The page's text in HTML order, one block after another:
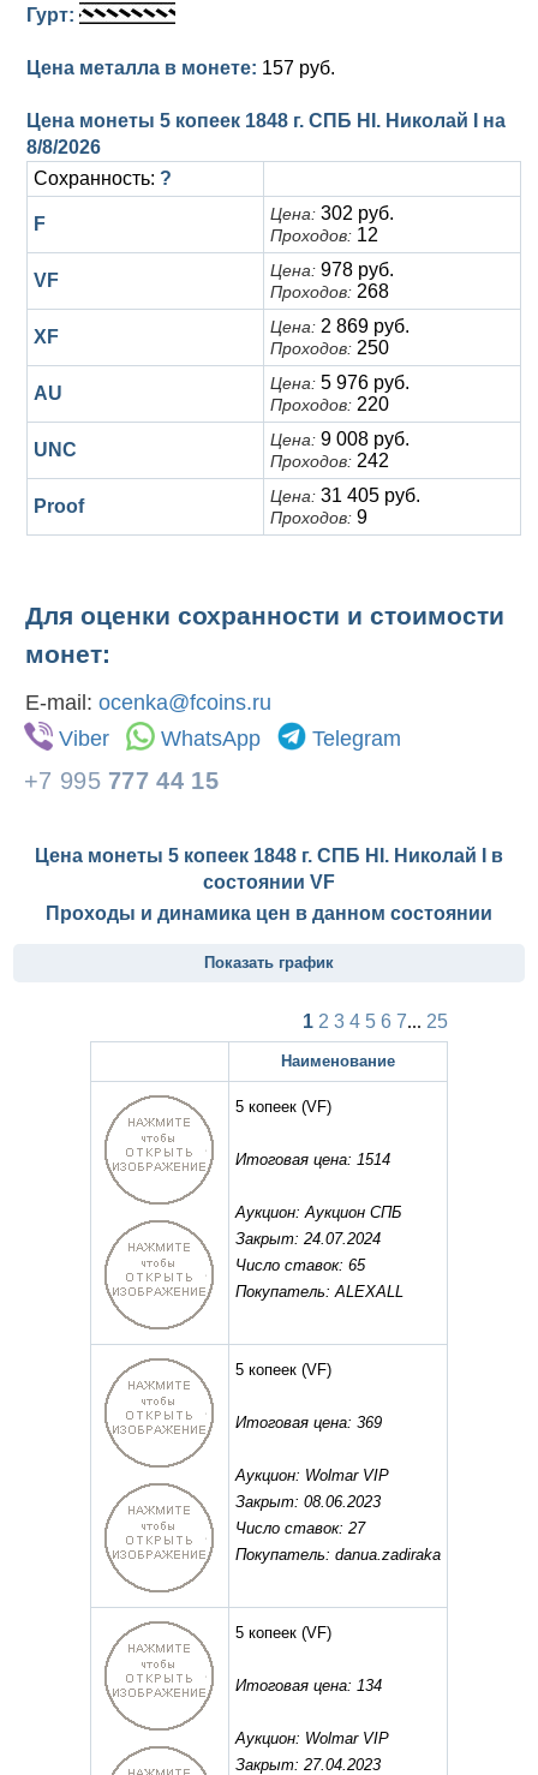
Серебро
Гурт:
Цена металла в монете: 157 руб.
Цена монеты 5 копеек 1848 г. СПБ HI. Николай I на
8/8/2026
Сохранность: ?
F Цена: 302 руб.
Проходов: 12
VF Цена: 978 руб.
Проходов: 268
XF Цена: 2 869 руб.
Проходов: 250
AU Цена: 5 976 руб.
Проходов: 220
UNC Цена: 9 008 руб.
Проходов: 242
Proof Цена: 31 405 руб.
Проходов: 9
Для оценки сохранности и стоимости
монет:
E-mail: ocenka@fcoins.ru
Viber
WhatsApp Telegram
+7 995 777 44 15
Цена монеты 5 копеек 1848 г. СПБ HI. Николай I в
состоянии VF
Проходы и динамика цен в данном состоянии
Показать график
1 2 3 4 5 6 7... 25
Наименование
5 копеек (VF)
Итоговая цена: 1514
Аукцион: Аукцион СПБ
Закрыт: 24.07.2024
Число ставок: 65
Покупатель: ALEXALL
5 копеек (VF)
Итоговая цена: 369
Аукцион: Wolmar VIP
Закрыт: 08.06.2023
Число ставок: 27
Покупатель: danua.zadiraka
5 копеек (VF)
Итоговая цена: 134
Аукцион: Wolmar VIP
Закрыт: 27.04.2023